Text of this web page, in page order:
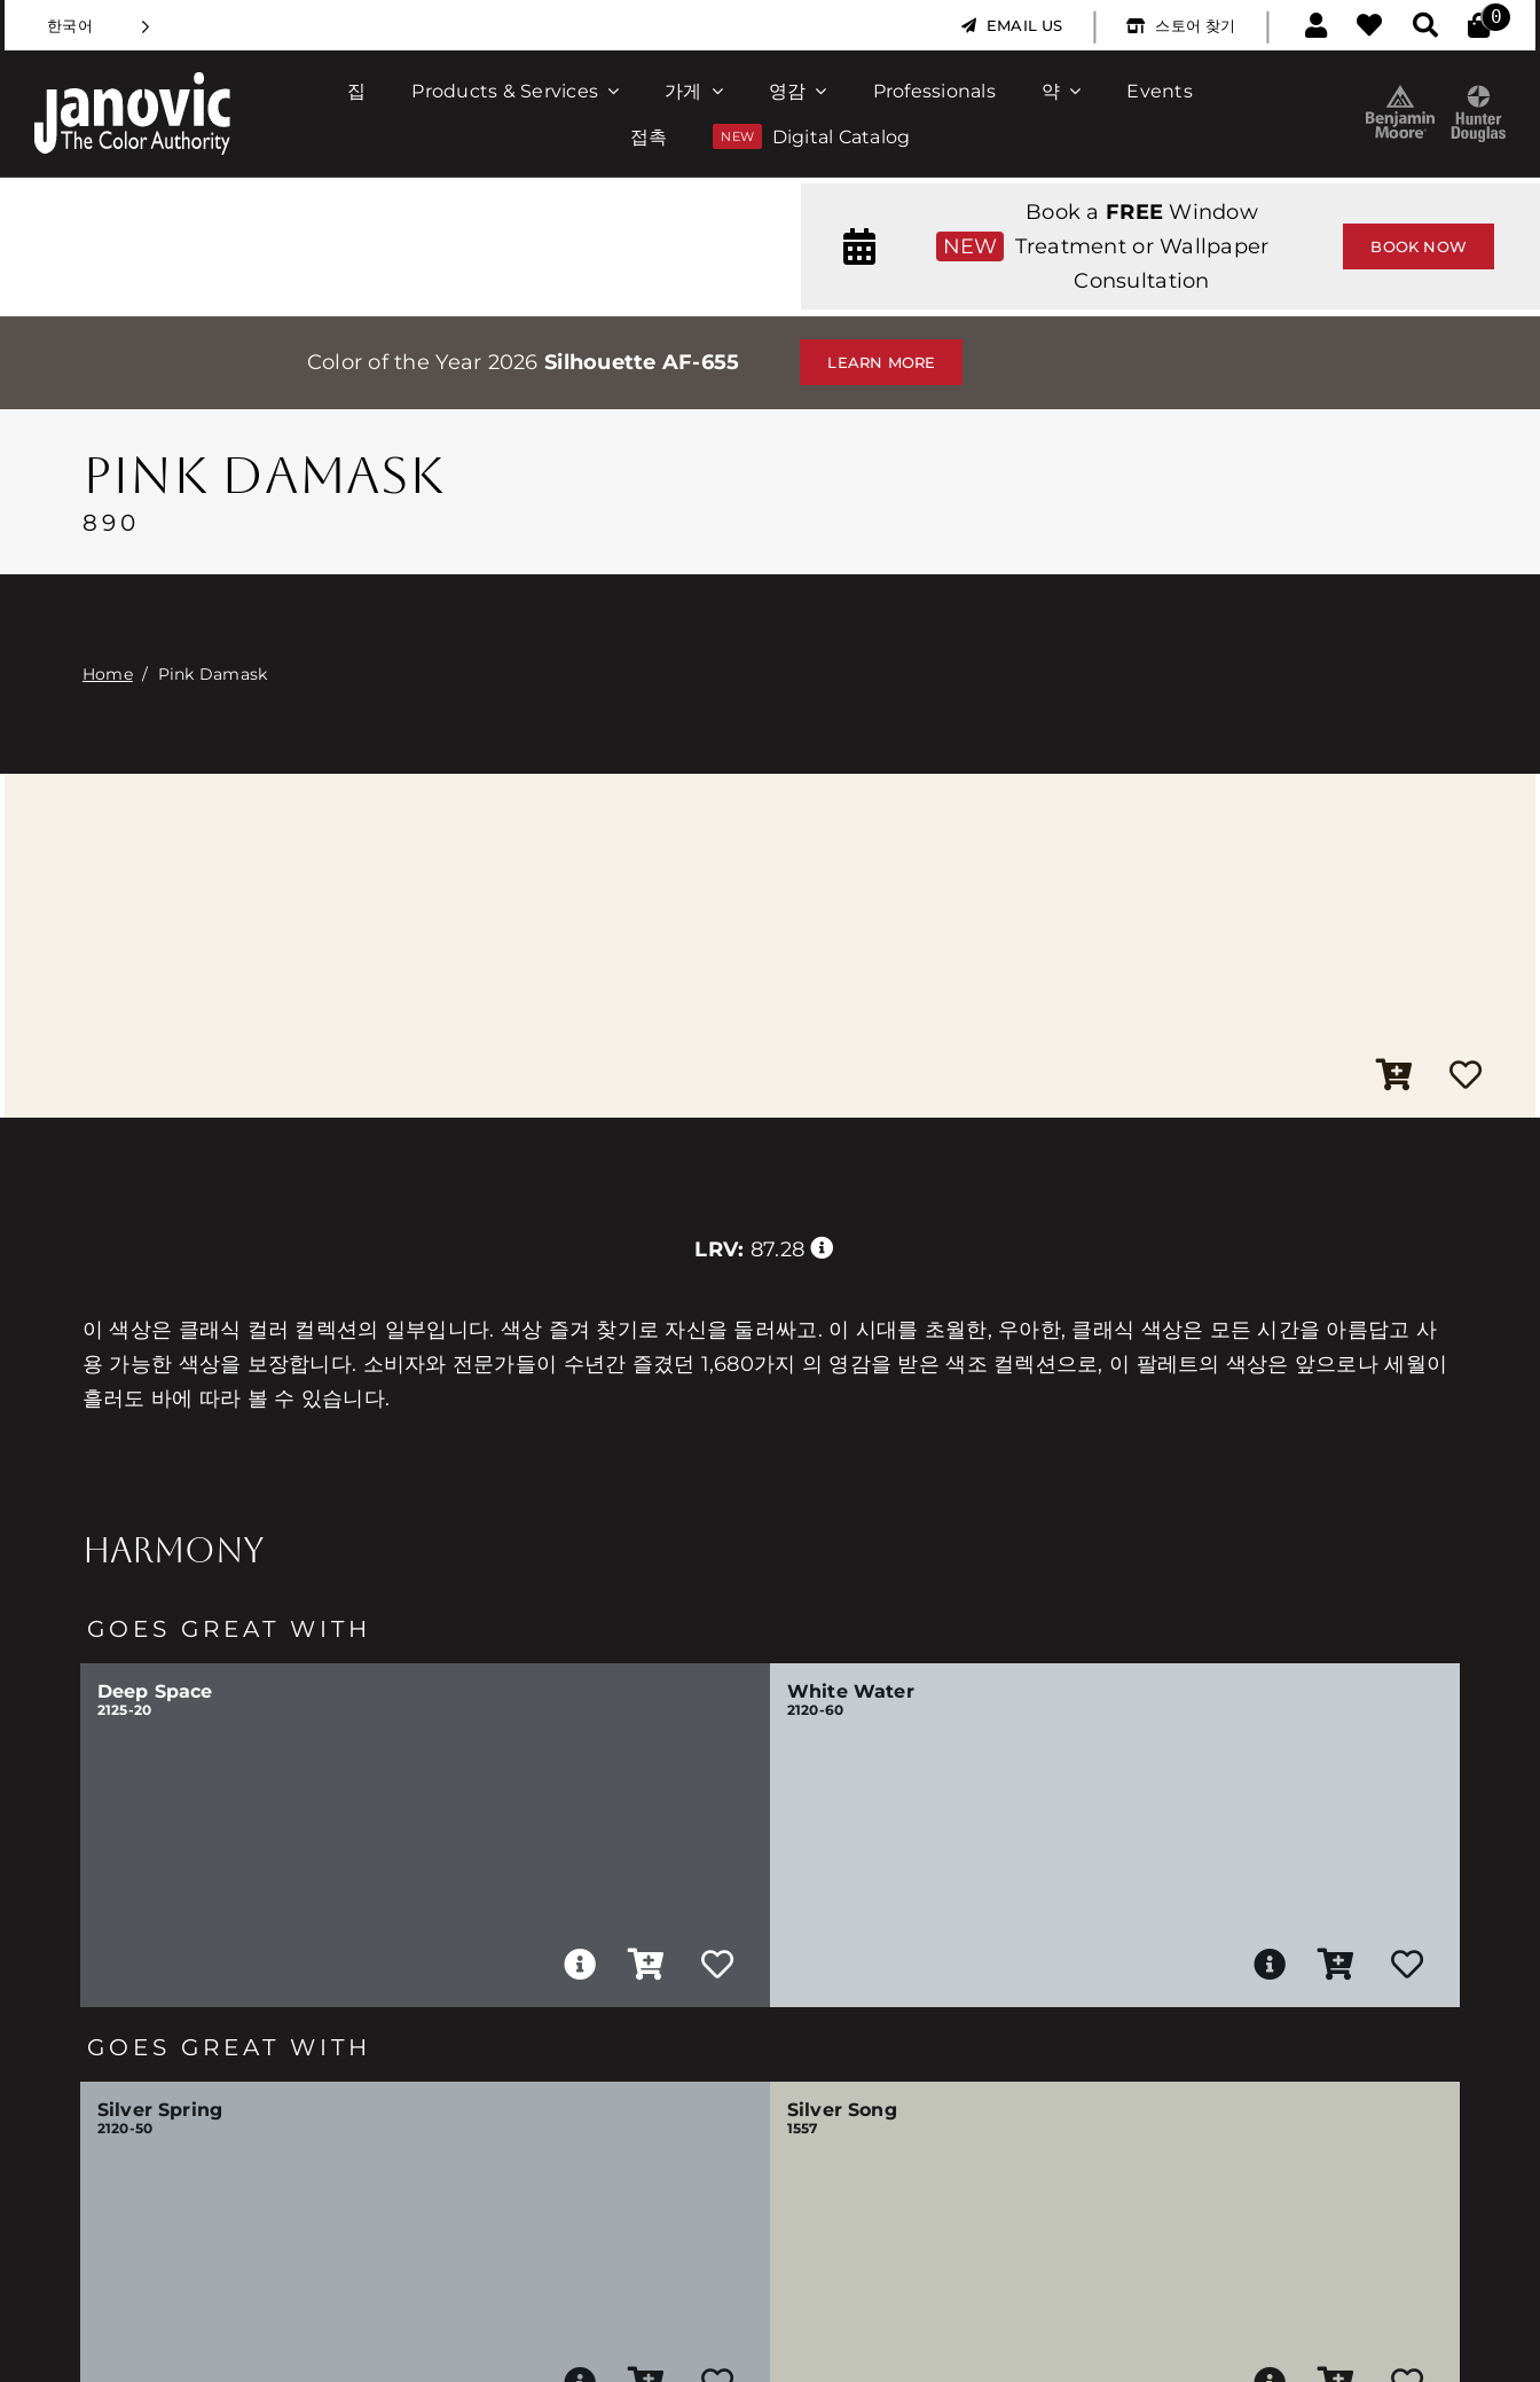
to
content
한국어 EMAIL US | 스토어 찾기 | 0
집 Products & Services 가게 영감 Professionals 약 Events
접촉 Digital Catalog
NEW
Book a FREE Window
Treatment or Wallpaper
Consultation
BOOK NOW
Color of the Year 2026 Silhouette AF-655 LEARN MORE
PINK DAMASK
890
Home/ Pink Damask
LRV: 87.28
이 색상은 클래식 컬러 컬렉션의 일부입니다. 색상 즐겨 찾기로 자신을 둘러싸고. 이 시대를 초월한, 우아한, 클래식 색상은 모든 시간을 아름답고 사
용 가능한 색상을 보장합니다. 소비자와 전문가들이 수년간 즐겼던 1,680가지 의 영감을 받은 색조 컬렉션으로, 이 팔레트의 색상은 앞으로나 세월이
흘러도 바에 따라 볼 수 있습니다.
HARMONY
GOES GREAT WITH
Deep Space
2125-20
White Water
2120-60
GOES GREAT WITH
Silver Spring
2120-50
Silver Song
1557